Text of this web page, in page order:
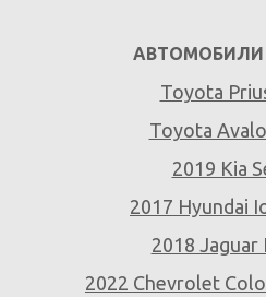
АВТОМОБИЛИ
Toyota
Toyota
2019 Kia
2017 Hyundai
2018 Jaguar
2022 Chevrolet